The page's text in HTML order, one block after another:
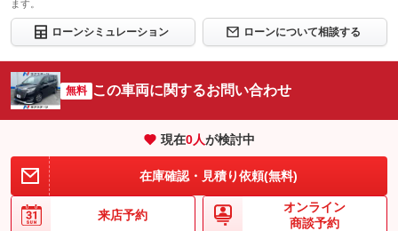
ます。
ローンシミュレーション ローンについて相談する
無料 この車両に関するお問い合わせ
現在0人が検討中
在庫確認・見積り依頼(無料)
来店予約
オンライン
商談予約